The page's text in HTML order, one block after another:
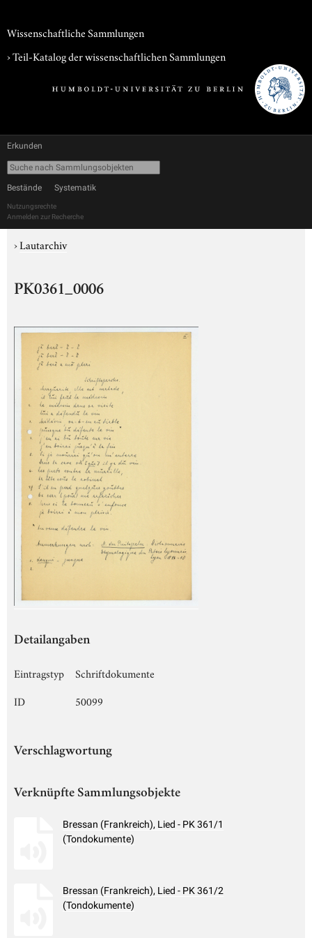
Wissenschaftliche Sammlungen
› Teil-Katalog der wissenschaftlichen Sammlungen
Erkunden
Bestände Systematik
Nutzungsrechte
Anmelden zur Recherche
›Lautarchiv
PK0361_0006
Detailangaben
Eintragstyp
Schriftdokumente
ID
50099
Verschlagwortung
Verknüpfte Sammlungsobjekte
Bressan (Frankreich), Lied - PK 361/1
(Tondokumente)
Bressan (Frankreich), Lied - PK 361/2
(Tondokumente)